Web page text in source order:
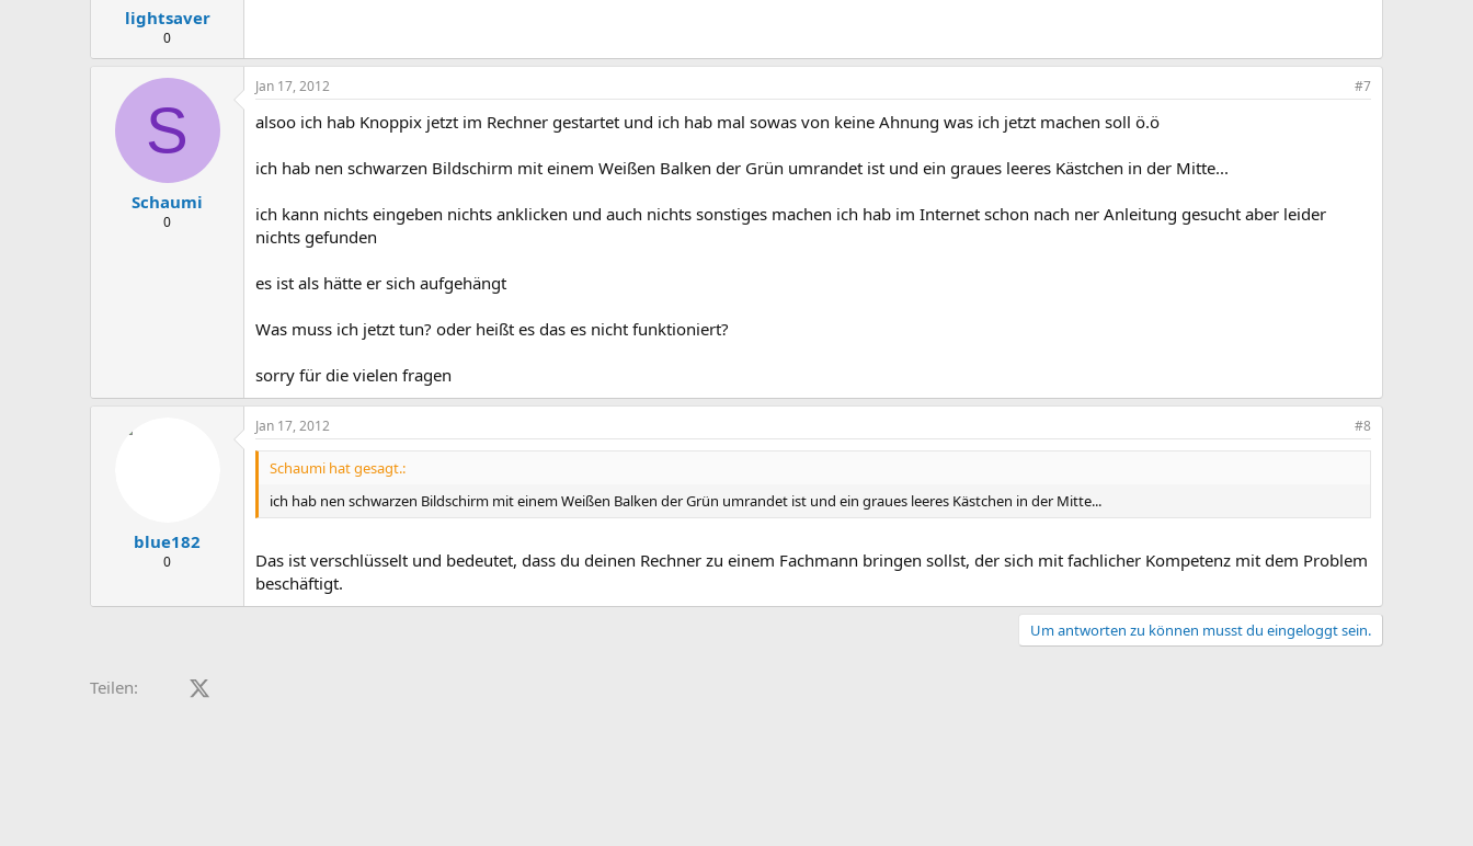
lightsaver
0
S
Schaumi
0
Jan 17, 2012 #7
alsoo ich hab Knoppix jetzt im Rechner gestartet und ich hab mal sowas von keine Ahnung was ich jetzt machen soll ö.ö
ich hab nen schwarzen Bildschirm mit einem Weißen Balken der Grün umrandet ist und ein graues leeres Kästchen in der Mitte...
ich kann nichts eingeben nichts anklicken und auch nichts sonstiges machen ich hab im Internet schon nach ner Anleitung gesucht aber leider
nichts gefunden
es ist als hätte er sich aufgehängt
Was muss ich jetzt tun? oder heißt es das es nicht funktioniert?
sorry für die vielen fragen
blue182
0
Jan 17, 2012 #8
Schaumi hat gesagt.:
ich hab nen schwarzen Bildschirm mit einem Weißen Balken der Grün umrandet ist und ein graues leeres Kästchen in der Mitte...
Das ist verschlüsselt und bedeutet, dass du deinen Rechner zu einem Fachmann bringen sollst, der sich mit fachlicher Kompetenz mit dem Problem
beschäftigt.
Um antworten zu können musst du eingeloggt sein.
Teilen: Facebook